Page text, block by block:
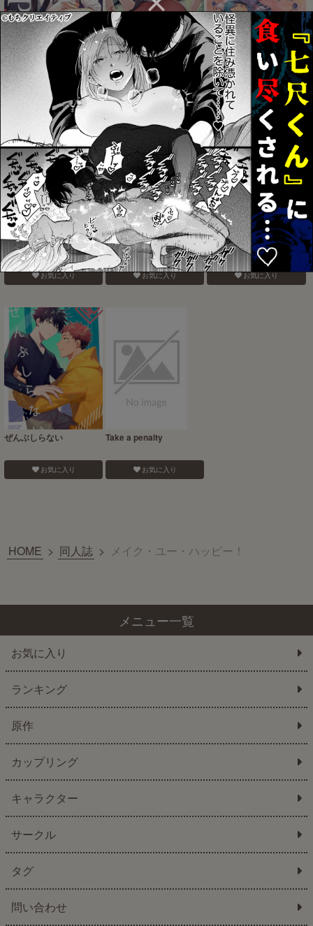
電鋸男vs3Pしないと出ら
れない部屋
お気に入り
そこにお尻があったか
ら。
お気に入り
バナナスプリットホット
ファッジサンデー
お気に入り
認知の力ってすげぇ！！
お気に入り
おねがいだからいいこと
聞いて
お気に入り
ベガスの夜に跳ぶ兎
お気に入り
ぜんぶしらない
お気に入り
Take a penalty
お気に入り
HOME > 同人誌 > メイク・ユー・ハッピー！
メニュー一覧
お気に入り
ランキング
原作
カップリング
キャラクター
サークル
タグ
問い合わせ